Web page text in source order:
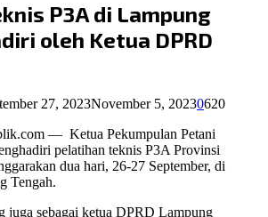
P3A di Lampung
oleh Ketua DPRD
27, 2023November 5, 20230620
— Ketua Pekumpulan Petani
pelatihan teknis P3A Provinsi
dua hari, 26-27 September, di
Tengah.
juga sebagai ketua DPRD Lampung